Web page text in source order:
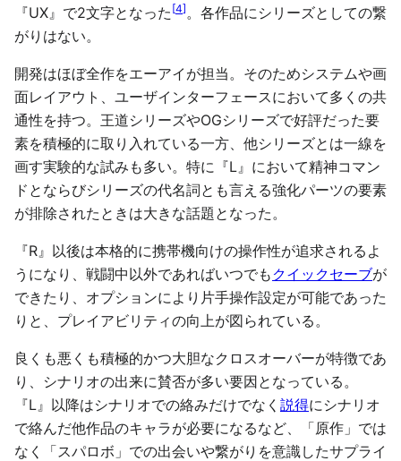
『UX』で2文字となった [4] 。各作品にシリーズとしての繋
がりはない。
開発はほぼ全作をエーアイが担当。そのためシステムや画
面レイアウト、ユーザインターフェースにおいて多くの共
通性を持つ。王道シリーズやOGシリーズで好評だった要
素を積極的に取り入れている一方、他シリーズとは一線を
画す実験的な試みも多い。特に『L』において精神コマン
ドとならびシリーズの代名詞とも言える強化パーツの要素
が排除されたときは大きな話題となった。
『R』以後は本格的に携帯機向けの操作性が追求されるよ
うになり、戦闘中以外であればいつでも クイックセーブが
できたり、オプションにより片手操作設定が可能であった
りと、プレイアビリティの向上が図られている。
良くも悪くも積極的かつ大胆なクロスオーバーが特徴であ
り、シナリオの出来に賛否が多い要因となっている。
『L』以降はシナリオでの絡みだけでなく 説得にシナリオ
で絡んだ他作品のキャラが必要になるなど、「原作」では
なく「スパロボ」での出会いや繋がりを意識したサプライ